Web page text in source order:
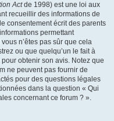
Actde 1998) est une loi aux
recueillir des informations de
consentement écrit des parents
permettant
n’êtes pas sûr que cela
ou que quelqu’un le fait à
obtenir son avis. Notez que
ne peuvent pas fournir de
pour des questions légales
dans la question « Qui
concernant ce forum ? ».